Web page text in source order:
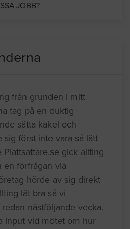
JOBB?
från grunden i mitt
tag på en duktig
sätta kakel och
sig först inte vara så lätt
gick allting
en förfrågan via
hörde av sig direkt
lät bra så vi
nästföljande vecka.
input vid mötet om hur